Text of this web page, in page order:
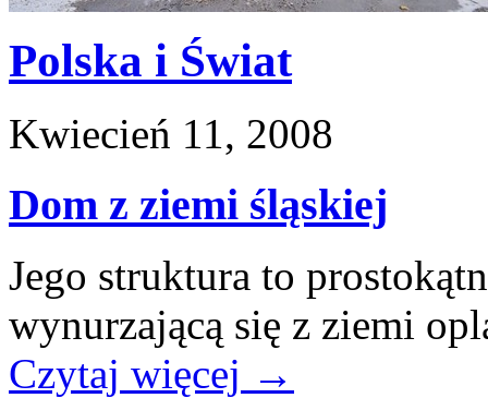
Polska i Świat
Kwiecień 11, 2008
Dom z ziemi śląskiej
Jego struktura to
wynurzającą się z ziemi
Czytaj więcej →